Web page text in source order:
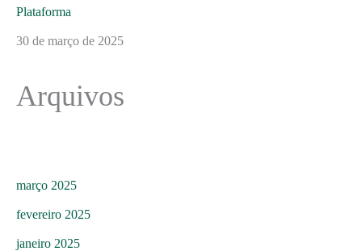
Plataforma
30 de março de 2025
Arquivos
março 2025
fevereiro 2025
janeiro 2025